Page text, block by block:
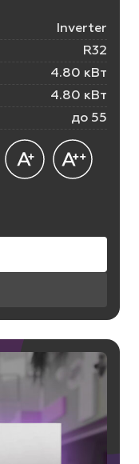
Inverter
R32
4.80 кВт
4.80 кВт
до 55